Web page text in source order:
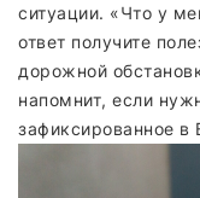
ситуации. «Что у
ответ получите
дорожной
напомнит, если
зафиксированное в